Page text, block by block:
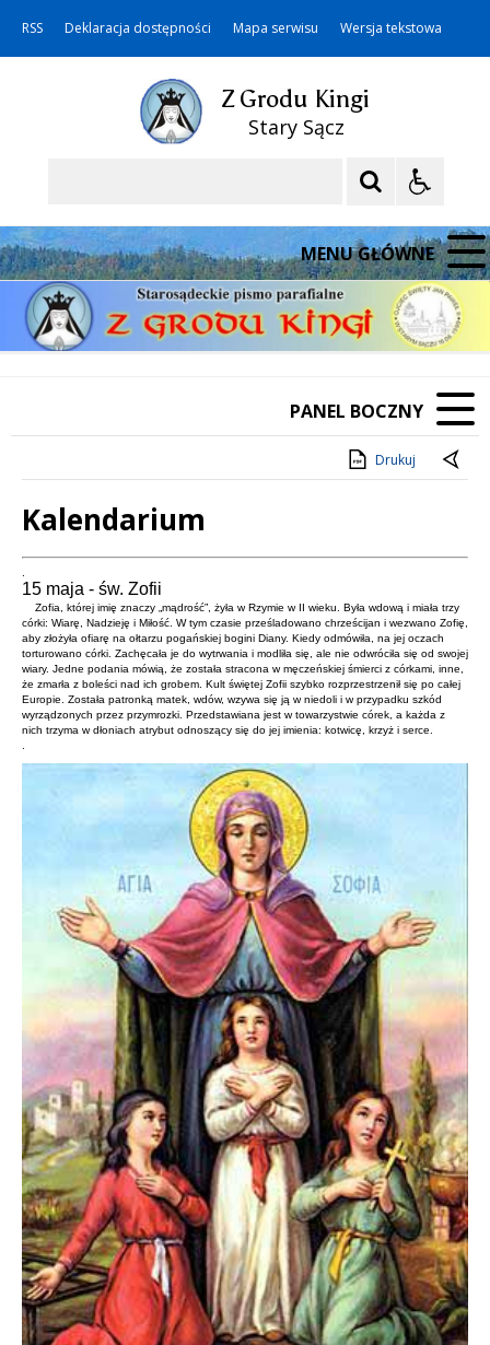
RSS Deklaracja dostępności Mapa serwisu Wersja tekstowa
Z Grodu Kingi
Stary Sącz
MENU GŁÓWNE
PANEL BOCZNY
Drukuj
Kalendarium
Treść
15 maja - św. Zofii
Zofia, której imię znaczy „mądrość”, żyła w Rzymie w II wieku. Była wdową i miała trzy
córki: Wiarę, Nadzieję i Miłość. W tym czasie prześladowano chrześcijan i wezwano Zofię,
aby złożyła ofiarę na ołtarzu pogańskiej bogini Diany. Kiedy odmówiła, na jej oczach
torturowano córki. Zachęcała je do wytrwania i modliła się, ale nie odwróciła się od swojej
wiary. Jedne podania mówią, że została stracona w męczeńskiej śmierci z córkami, inne,
że zmarła z boleści nad ich grobem. Kult świętej Zofii szybko rozprzestrzenił się po całej
Europie. Została patronką matek, wdów, wzywa się ją w niedoli i w przypadku szkód
wyrządzonych przez przymrozki. Przedstawiana jest w towarzystwie córek, a każda z
nich trzyma w dłoniach atrybut odnoszący się do jej imienia: kotwicę, krzyż i serce.